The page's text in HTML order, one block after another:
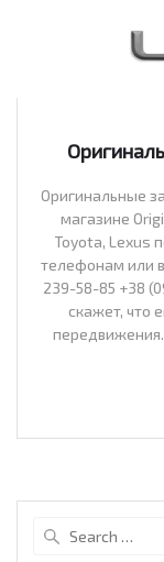
Оригинальные
магазине
Toyota, Lexus
телефонам или
239-58-85 +38
скажет, что